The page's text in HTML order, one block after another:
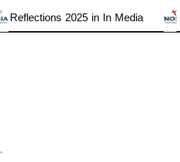
Reflections 2025 in In Media